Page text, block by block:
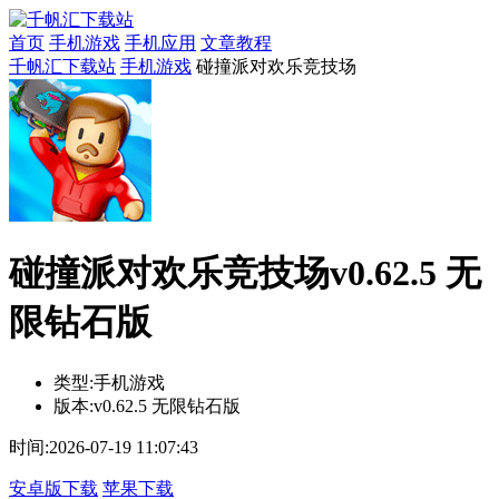
首页 手机游戏 手机应用 文章教程
千帆汇下载站 手机游戏 碰撞派对欢乐竞技场
碰撞派对欢乐竞技场v0.62.5 无
限钻石版
类型:手机游戏
版本:v0.62.5 无限钻石版
时间:2026-07-19 11:07:43
安卓版下载 苹果下载